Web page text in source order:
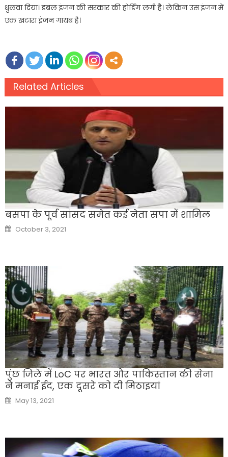
धुलवा दिया। डबल इंजन की सरकार की होर्डिंग लगी है। लेकिन उस इंजन में
एक खटारा इंजन गायब है।
Related Articles
बसपा के पूर्व सांसद समेत कई नेता सपा में शामिल
Posted
on
October 3, 2021
पुंछ जिले में LoC पर भारत और पाकिस्तान की सेना
ने मनाई ईद, एक दूसरे को दी मिठाइयां
Posted
on
May 13, 2021